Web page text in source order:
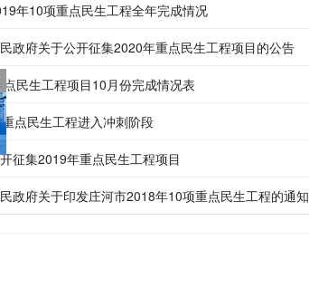
年10项重点民生工程全年完成情况
政府关于公开征集2020年重点民生工程项目的公告
民生工程项目10月份完成情况表
点民生工程进入冲刺阶段
征集2019年重点民生工程项目
政府关于印发庄河市2018年10项重点民生工程的通知